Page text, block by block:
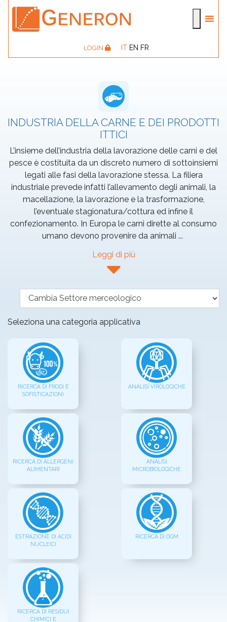
LOGIN IT EN FR
INDUSTRIA DELLA CARNE E DEI PRODOTTI
ITTICI
L’insieme dell’industria della lavorazione delle carni e del
pesce è costituita da un discreto numero di sottoinsiemi
legati alle fasi della lavorazione stessa. La filiera
industriale prevede infatti l’allevamento degli animali, la
macellazione, la lavorazione e la trasformazione,
l’eventuale stagionatura/cottura ed infine il
confezionamento. In Europa le carni dirette al consumo
umano devono provenire da animali ...
Leggi di più
Seleziona una categoria applicativa
RICERCA DI FRODI E
SOFISTICAZIONI
ANALISI VIROLOGICHE
RICERCA DI ALLERGENI
ALIMENTARI
ANALISI
MICROBIOLOGICHE
ESTRAZIONE DI ACIDI
NUCLEICI
RICERCA DI OGM
RICERCA DI RESIDUI
CHIMICI E